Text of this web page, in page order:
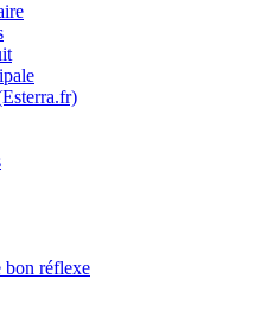
bon réflexe